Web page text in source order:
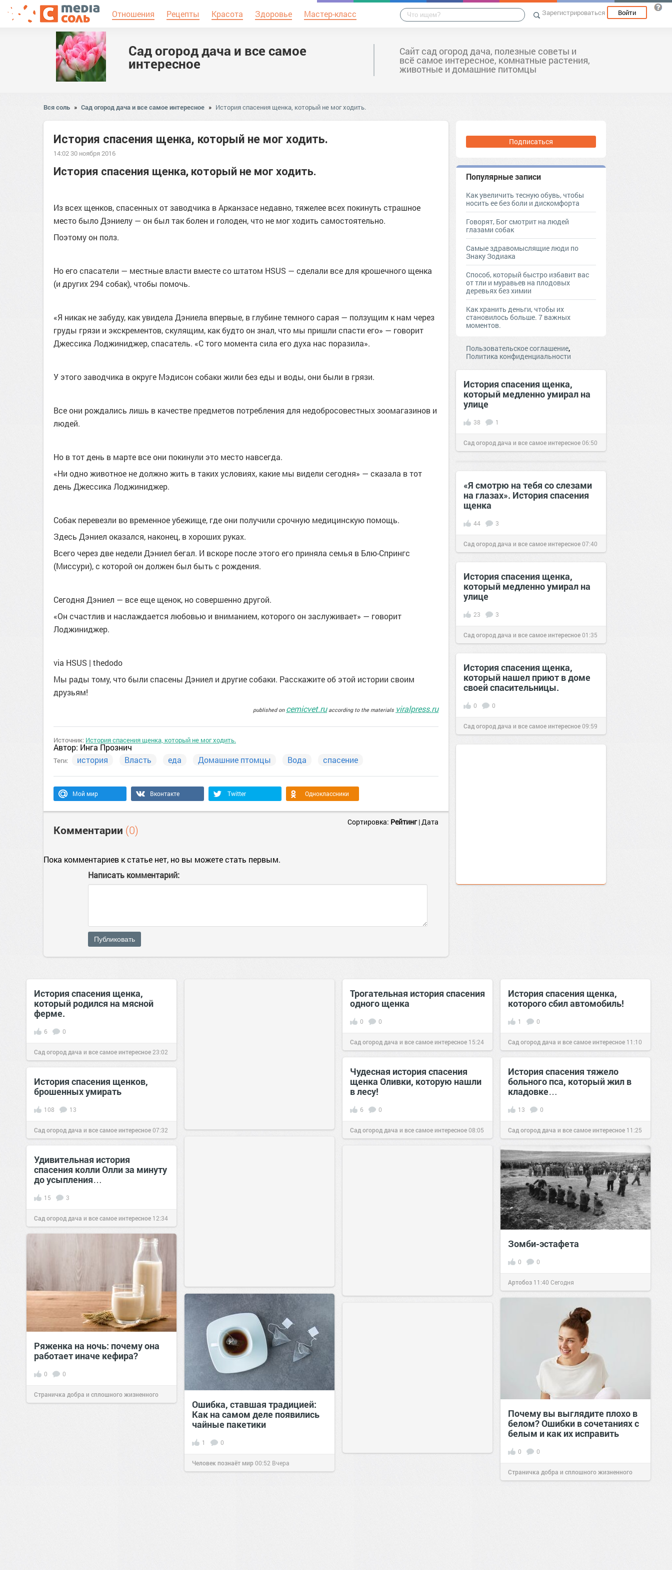
Отношения Рецепты Красота Здоровье Мастер-класс Зарегистрироваться Войти
Сад огород дача и все самое
интересное
Сайт сад огород дача, полезные советы и
всё самое интересное, комнатные растения,
животные и домашние питомцы
Вся соль » Сад огород дача и все самое интересное » История спасения щенка, который не мог ходить.
История спасения щенка, который не мог ходить.
14:02 30 ноября 2016
История спасения щенка, который не мог ходить.
Из всех щенков, спасенных от заводчика в Арканзасе недавно, тяжелее всех покинуть страшное
место было Дэниелу — он был так болен и голоден, что не мог ходить самостоятельно.
Поэтому он полз.
Но его спасатели — местные власти вместе со штатом HSUS — сделали все для крошечного щенка
(и других 294 собак), чтобы помочь.
«Я никак не забуду, как увидела Дэниела впервые, в глубине темного сарая — ползущим к нам через
груды грязи и экскрементов, скулящим, как будто он знал, что мы пришли спасти его» — говорит
Джессика Лоджиниджер, спасатель. «С того момента сила его духа нас поразила».
У этого заводчика в округе Мэдисон собаки жили без еды и воды, они были в грязи.
Все они рождались лишь в качестве предметов потребления для недобросовестных зоомагазинов и
людей.
Но в тот день в марте все они покинули это место навсегда.
«Ни одно животное не должно жить в таких условиях, какие мы видели сегодня» — сказала в тот
день Джессика Лоджиниджер.
Собак перевезли во временное убежище, где они получили срочную медицинскую помощь.
Здесь Дэниел оказался, наконец, в хороших руках.
Всего через две недели Дэниел бегал. И вскоре после этого его приняла семья в Блю-Спрингс
(Миссури), с которой он должен был быть с рождения.
Сегодня Дэниел — все еще щенок, но совершенно другой.
«Он счастлив и наслаждается любовью и вниманием, которого он заслуживает» — говорит
Лоджиниджер.
via HSUS | thedodo
Мы рады тому, что были спасены Дэниел и другие собаки. Расскажите об этой истории своим
друзьям!
published on cemicvet.ruaccording to the materials viralpress.ru
Источник: История спасения щенка, который не мог ходить.
Автор: Инга Прознич
Теги: история Власть еда Домашние птомцы Вода спасение
Мой мир Вконтакте Twitter Одноклассники
Комментарии (0)
Сортировка: Рейтинг|Дата
Пока комментариев к статье нет, но вы можете стать первым.
Написать комментарий:
Публиковать
Подписаться
Популярные записи
Как увеличить тесную обувь, чтобы
носить ее без боли и дискомфорта
Говорят, Бог смотрит на людей
глазами собак
Самые здравомыслящие люди по
Знаку Зодиака
Способ, который быстро избавит вас
от тли и муравьев на плодовых
деревьях без химии
Как хранить деньги, чтобы их
становилось больше. 7 важных
моментов.
Пользовательское соглашение,
Политика конфиденциальности
История спасения щенка,
который медленно умирал на
улице
38 1
Сад огород дача и все самое интересное06:50
«Я смотрю на тебя со слезами
на глазах». История спасения
щенка
44 3
Сад огород дача и все самое интересное07:40
10 авг 2016
История спасения щенка,
который медленно умирал на
улице
23 3
Сад огород дача и все самое интересное01:35
28 авг 2016
История спасения щенка,
который нашел приют в доме
своей спасительницы.
0 0
Сад огород дача и все самое интересное09:59
24 дек 2016
История спасения щенка,
который родился на мясной
ферме.
6 0
Сад огород дача и все самое интересное 23:02
03 ноя 2016
Трогательная история спасения
одного щенка
0 0
Сад огород дача и все самое интересное 15:24
20 окт 2016
История спасения щенка,
которого сбил автомобиль!
1 0
Сад огород дача и все самое интересное 11:10
30 мар 2017
Чудесная история спасения
щенка Оливки, которую нашли
в лесу!
6 0
Сад огород дача и все самое интересное08:05
История спасения тяжело
больного пса, который жил в
кладовке…
13 0
Сад огород дача и все самое интересное 11:25
История спасения щенков,
брошенных умирать
108 13
Сад огород дача и все самое интересное07:32
02 сен 2016
Удивительная история
спасения колли Олли за минуту
до усыпления…
15 3
Сад огород дача и все самое интересное 12:34
11 окт 2016
Зомби-эстафета
0 0
Артобоз 11:40 Сегодня
Ряженка на ночь: почему она
работает иначе кефира?
0 0
Страничка добра и сплошного жизненного
Ошибка, ставшая традицией:
Как на самом деле появились
чайные пакетики
1 0
Человек познаёт мир00:52 Вчера
Почему вы выглядите плохо в
белом? Ошибки в сочетаниях с
белым и как их исправить
0 0
Страничка добра и сплошного жизненного